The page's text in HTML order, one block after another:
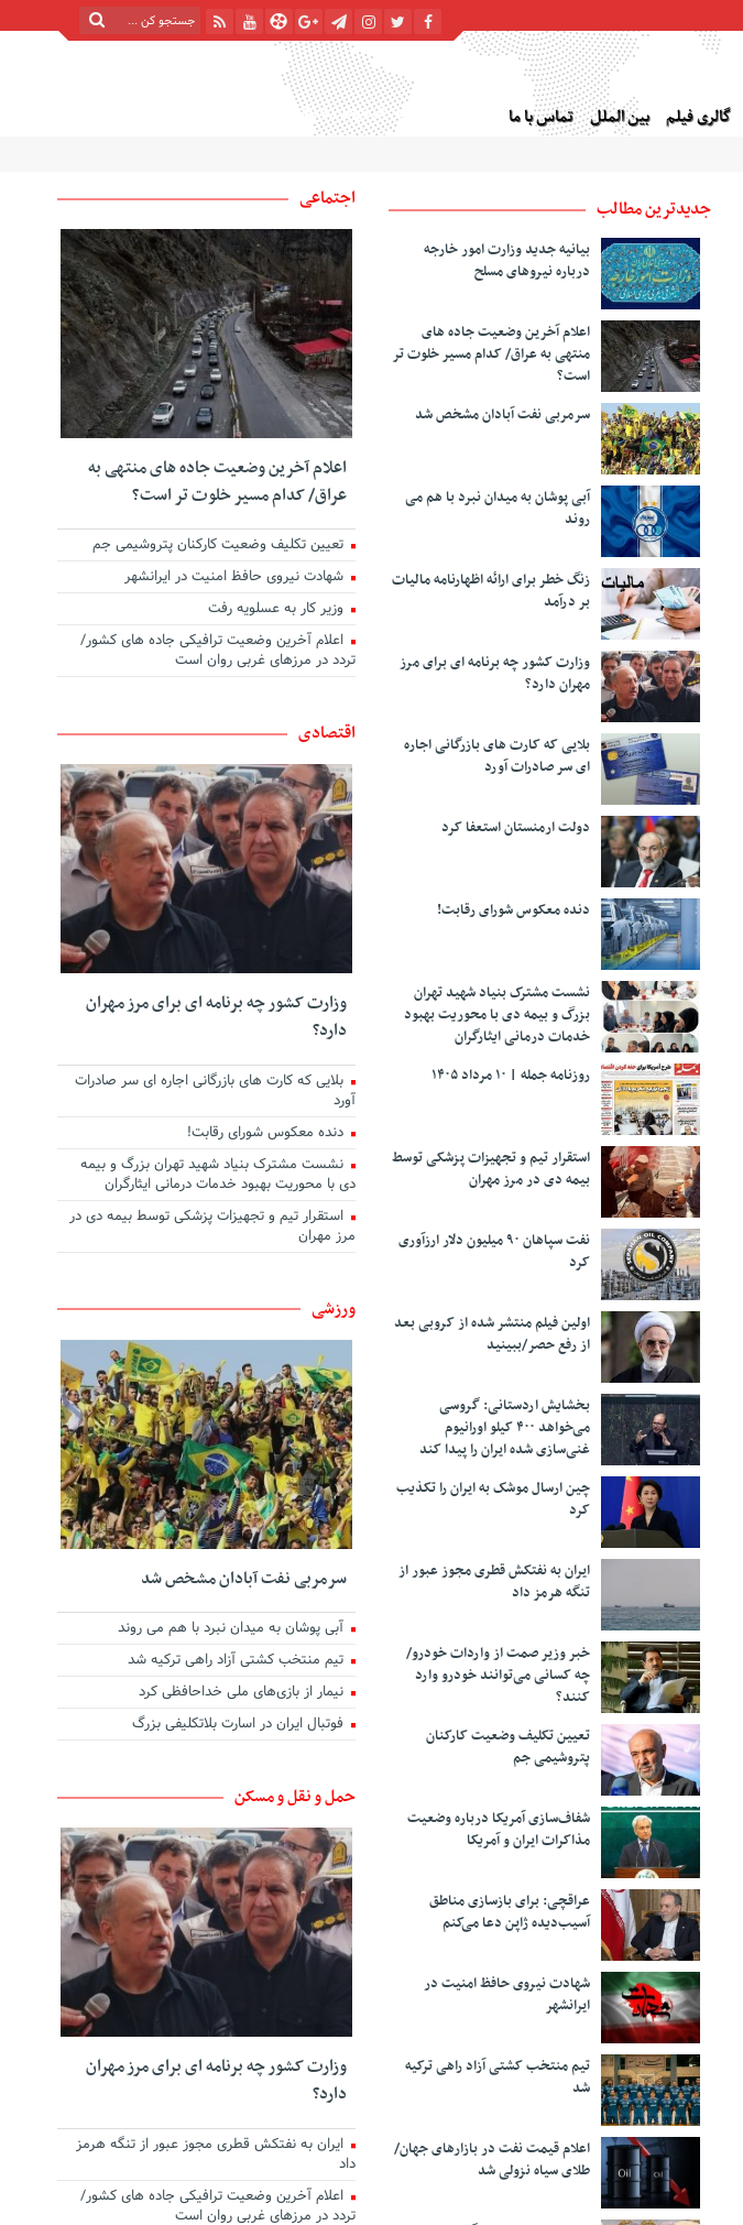
گالری فیلم بین الملل تماس با ما پنج شنبه, ۱۵ مرداد , ۱۴۰۵ | 22 صفر 1448
جدیدترین مطالب
بیانیه جدید وزارت امور خارجه
درباره نیروهای مسلح
اعلام آخرین وضعیت جاده های
منتهی به عراق/ کدام مسیر خلوت تر
است؟
سرمربی نفت آبادان مشخص شد
آبی پوشان به میدان نبرد با هم می
روند
زنگ خطر برای ارائه اظهارنامه مالیات
بر درآمد
وزارت کشور چه برنامه ای برای مرز
مهران دارد؟
بلایی که کارت های بازرگانی اجاره
ای سر صادرات آورد
دولت ارمنستان استعفا کرد
دنده معکوس شورای رقابت!
نشست مشترک بنیاد شهید تهران
بزرگ و بیمه دی با محوریت بهبود
خدمات درمانی ایثارگران
روزنامه جمله | ۱۰ مرداد ۱۴۰۵
استقرار تیم و تجهیزات پزشکی توسط
بیمه دی در مرز مهران
نفت سپاهان ۹۰ میلیون دلار ارزآوری
کرد
اولین فیلم منتشر شده از کروبی بعد
از رفع حصر/ببینید
بخشایش اردستانی: گروسی
می‌خواهد ۴۰۰ کیلو اورانیوم
غنی‌سازی شده ایران را پیدا کند
چین ارسال موشک به ایران را تکذیب
کرد
ایران به نفتکش قطری مجوز عبور از
تنگه هرمز داد
خبر وزیر صمت از واردات خودرو/
چه کسانی می‌توانند خودرو وارد
کنند؟
تعیین تکلیف وضعیت کارکنان
پتروشیمی جم
شفاف‌سازی آمریکا درباره وضعیت
مذاکرات ایران و آمریکا
عراقچی: برای بازسازی مناطق
آسیب‌دیده ژاپن دعا می‌کنم
شهادت نیروی حافظ امنیت در
ایرانشهر
تیم منتخب کشتی آزاد راهی ترکیه
شد
اعلام قیمت نفت در بازارهای جهان/
طلای سیاه نزولی شد
اجتماعی
اعلام آخرین وضعیت جاده های منتهی به
عراق/ کدام مسیر خلوت تر است؟
تعیین تکلیف وضعیت کارکنان پتروشیمی جم
شهادت نیروی حافظ امنیت در ایرانشهر
وزیر کار به عسلویه رفت
اعلام آخرین وضعیت ترافیکی جاده های کشور/
تردد در مرزهای غربی روان است
اقتصادی
وزارت کشور چه برنامه ای برای مرز مهران
دارد؟
بلایی که کارت های بازرگانی اجاره ای سر صادرات
آورد
دنده معکوس شورای رقابت!
نشست مشترک بنیاد شهید تهران بزرگ و بیمه
دی با محوریت بهبود خدمات درمانی ایثارگران
استقرار تیم و تجهیزات پزشکی توسط بیمه دی در
مرز مهران
ورزشی
سرمربی نفت آبادان مشخص شد
آبی پوشان به میدان نبرد با هم می روند
تیم منتخب کشتی آزاد راهی ترکیه شد
نیمار از بازی‌های ملی خداحافظی کرد
فوتبال ایران در اسارت بلاتکلیفی بزرگ
حمل و نقل و مسکن
وزارت کشور چه برنامه ای برای مرز مهران
دارد؟
ایران به نفتکش قطری مجوز عبور از تنگه هرمز
داد
اعلام آخرین وضعیت ترافیکی جاده های کشور/
تردد در مرزهای غربی روان است